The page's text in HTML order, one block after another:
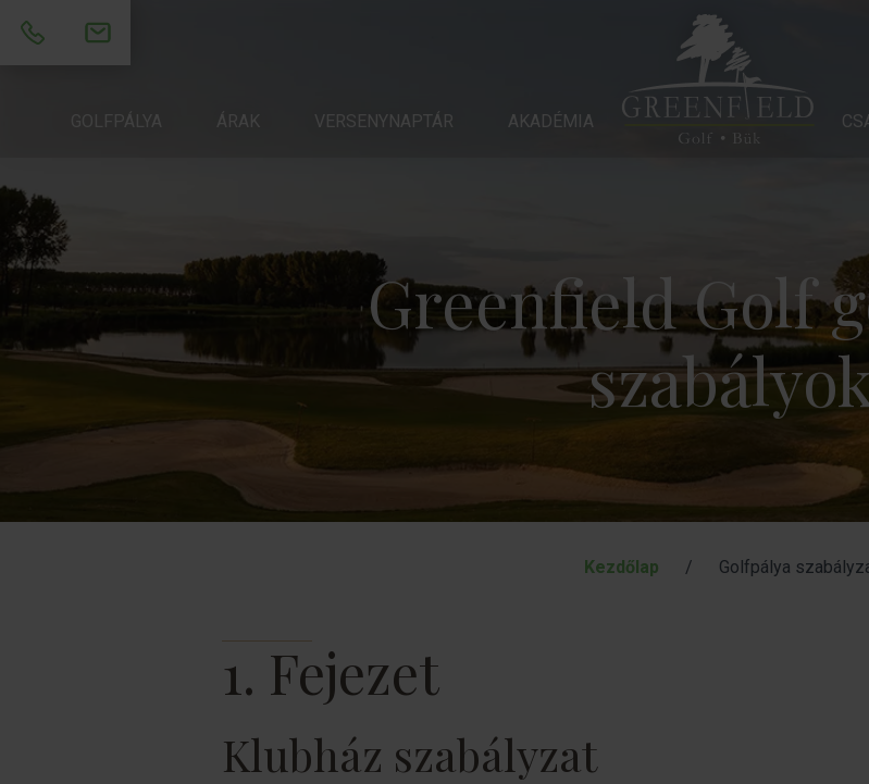
GOLFPÁLYA ÁRAK VERSENYNAPTÁR AKADÉMIA
ÁRAK VERSENYNAPTÁR AKADÉMIA CSAPATÉPÍTÉS GALÉRIA
Greenfield Golf
Kezdőlap / Golfpálya
1. Fejezet
Klubház szabályzat